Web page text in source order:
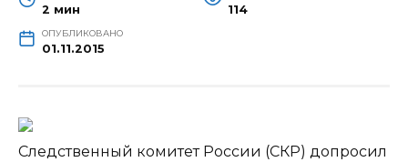
2 мин 114
ОПУБЛИКОВАНО
01.11.2015
Следственный комитет России (СКР) допросил